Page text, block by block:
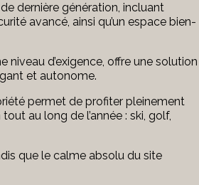
dernière génération, incluant
avancé, ainsi qu’un espace bien-
d’exigence, offre une solution
et autonome.
permet de profiter pleinement
au long de l’année : ski, golf,
que le calme absolu du site